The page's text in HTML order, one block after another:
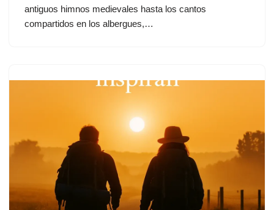
antiguos himnos medievales hasta los cantos
compartidos en los albergues,…